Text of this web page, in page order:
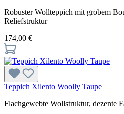
Robuster Wollteppich mit grobem
Reliefstruktur
174,00 €
Teppich Xilento Woolly Taupe
Flachgewebte Wollstruktur, dezente